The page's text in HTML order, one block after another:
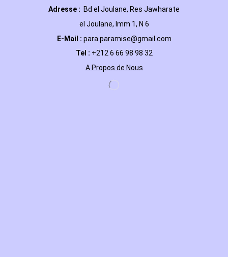
Adresse : Bd el Joulane, Res Jawharate
el Joulane, Imm 1, N 6
E-Mail : para.paramise@gmail.com
Tel : +212 6 66 98 98 32
A Propos de Nous